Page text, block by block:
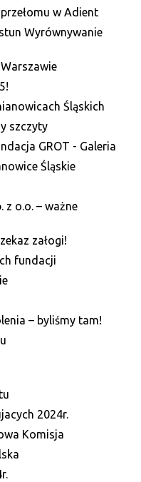
w Adient
Wyrównywanie
Śląskich
szczyty
GROT - Galeria
Śląskie
z o.o. – ważne
załogi!
fundacji
– byliśmy tam!
2024r.
Komisja